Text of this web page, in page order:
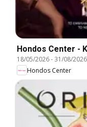
Hondos Center -
18/05/2026-31/08/2026
Hondos Center